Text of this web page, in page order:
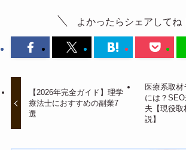
よかったらシェアしてね
【2026年完全ガイド】理学
療法士におすすめの副業7
選
医療系取材
には？
夫【現役
説】